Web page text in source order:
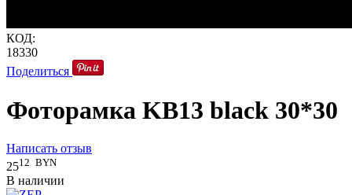
КОД:
18330
Поделиться
Фоторамка KB13 black 30*30
Написать отзыв
2512 BYN
В наличии